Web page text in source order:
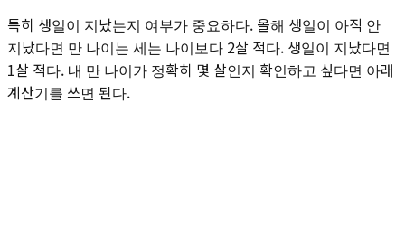
특히 생일이 지났는지 여부가 중요하다. 올해 생일이 아직 안
지났다면 만 나이는 세는 나이보다 2살 적다. 생일이 지났다면
1살 적다. 내 만 나이가 정확히 몇 살인지 확인하고 싶다면 아래
계산기를 쓰면 된다.